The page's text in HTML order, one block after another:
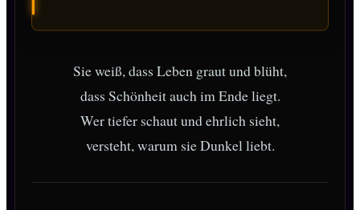
Sie weiß, dass Leben graut und blüht,
dass Schönheit auch im Ende liegt.
Wer tiefer schaut und ehrlich sieht,
versteht, warum sie Dunkel liebt.